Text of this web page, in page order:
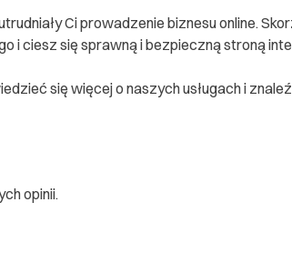
Ci prowadzenie biznesu online.
i ciesz się sprawną i bezpieczną stroną
się więcej o naszych usługach i
opinii.